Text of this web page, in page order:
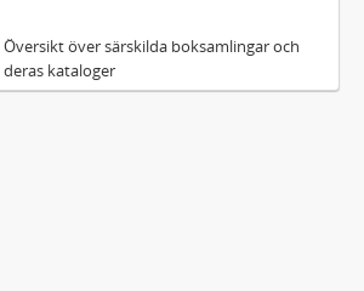
Översikt över särskilda boksamlingar och
deras kataloger